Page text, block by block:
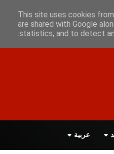
عربية
This site uses cookies
are shared with Google
statistics, and to detect